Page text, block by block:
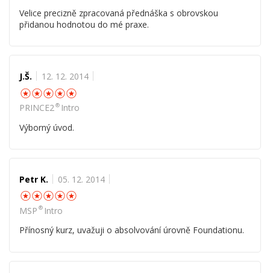
Velice precizně zpracovaná přednáška s obrovskou
přidanou hodnotou do mé praxe.
J.Š. 12. 12. 2014
☆☆☆☆
PRINCE2®Intro
Výborný úvod.
Petr K. 05. 12. 2014
☆☆☆☆
MSP ®Intro
Přínosný kurz, uvažuji o absolvování úrovně Foundationu.